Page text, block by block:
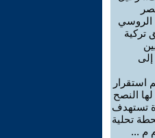
الروسي
تركية
إلى
استقرار
النصح
تستهدف
تحلية
م ...